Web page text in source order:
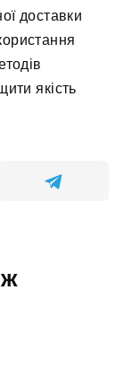
доставки
якість